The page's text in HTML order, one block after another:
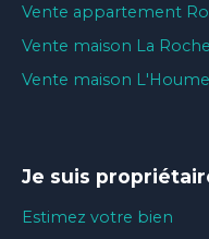
Vente appartement
Vente maison La
Vente maison
Je suis
Estimez votre bien